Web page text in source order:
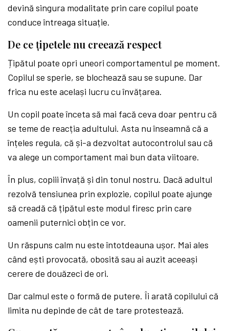
devină singura modalitate prin care copilul poate
conduce întreaga situație.
De ce țipetele nu creează respect
Țipătul poate opri uneori comportamentul pe moment.
Copilul se sperie, se blochează sau se supune. Dar
frica nu este același lucru cu învățarea.
Un copil poate înceta să mai facă ceva doar pentru că
se teme de reacția adultului. Asta nu înseamnă că a
înțeles regula, că și-a dezvoltat autocontrolul sau că
va alege un comportament mai bun data viitoare.
În plus, copiii învață și din tonul nostru. Dacă adultul
rezolvă tensiunea prin explozie, copilul poate ajunge
să creadă că țipătul este modul firesc prin care
oamenii puternici obțin ce vor.
Un răspuns calm nu este întotdeauna ușor. Mai ales
când ești provocată, obosită sau ai auzit aceeași
cerere de douăzeci de ori.
Dar calmul este o formă de putere. Îi arată copilului că
limita nu depinde de cât de tare protestează.